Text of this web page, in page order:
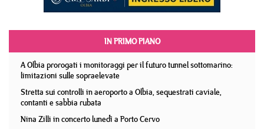
IN PRIMO PIANO
A Olbia prorogati i monitoraggi per il futuro tunnel sottomarino:
limitazioni sulle sopraelevate
Stretta sui controlli in aeroporto a Olbia, sequestrati caviale,
contanti e sabbia rubata
Nina Zilli in concerto lunedì a Porto Cervo